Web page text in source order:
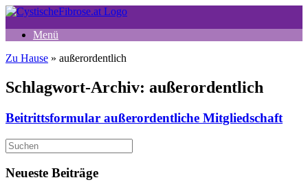
Zum
springenMenü
Zu Hause » außerordentlich
Schlagwort-Archiv: außerordentlich
Beitrittsformular außerordentliche Mitgliedschaft
Suche
nach:
Neueste Beiträge